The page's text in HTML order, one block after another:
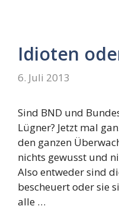
Idioten
6. Juli 2013
Sind BND und
Lügner? Jetzt mal
den ganzen
nichts gewusst und
Also entweder sind
bescheuert oder sie
alle …